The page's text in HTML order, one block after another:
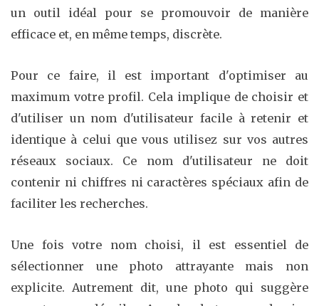
un outil idéal pour se promouvoir de manière
efficace et, en même temps, discrète.
Pour ce faire, il est important d'optimiser au
maximum votre profil. Cela implique de choisir et
d'utiliser un nom d'utilisateur facile à retenir et
identique à celui que vous utilisez sur vos autres
réseaux sociaux. Ce nom d'utilisateur ne doit
contenir ni chiffres ni caractères spéciaux afin de
faciliter les recherches.
Une fois votre nom choisi, il est essentiel de
sélectionner une photo attrayante mais non
explicite. Autrement dit, une photo qui suggère